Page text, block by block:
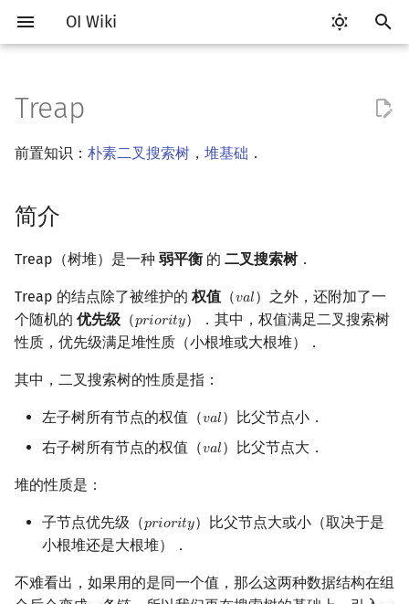
OI Wiki
开
搜
索
Getting Started
如何参与
OI Wiki 不是什么
格式手册
数学符号表
F.A.Q.
镜像站列表
致谢
比赛相关简介
题型
学习路线
学习资源
技巧
常见技巧
出题
工具软件简介
Atom
Eclipse
Notepad++
Dev-C++
Geany
Xcode
评测工具
CCR Plus
Lemon
命令行
命令行编译与调试
编译器
WSL (Windows 10)
Special Judge
Testlib
Validator
Interactor
Checker
Polygon
OJ 工具
语言基础简介
运算
流程控制语句
高级数据类型
文件操作
C++ 标准库
bitset
string
pair
C++ 进阶 重载运算符
引用
常量
Lambda 表达式
编译优化
C++ 与其他常用语言的区别
Pascal 转 C++ 急救
Python 速成
Java 速成
Java 进阶
算法基础简介
枚举
模拟
递归 & 分治
贪心
排序
插入排序
计数排序
基数排序
归并排序
桶排序
希尔排序
前缀和 & 差分
二分
倍增
构造
搜索部分简介
BFS（搜索）
双向搜索
启发式搜索
A*
迭代加深搜索
回溯法
Dancing Links
Alpha–Beta 剪枝
动态规划部分简介
记忆化搜索
背包 DP
区间 DP
DAG 上的 DP
树形 DP
状压 DP
数位 DP
插头 DP
计数 DP
四边形不等式优化
Slope Trick 优化
WQS 二分
字符串部分简介
标准库
字符串匹配
字符串哈希
字典树 (Trie)
前缀函数与 KMP 算法
Boyer–Moore 算法
Z 函数（扩展 KMP）
AC 自动机
后缀数组 (SA)
数学部分简介
数字系统
格雷码
位操作
二进制集合操作
高精度计算
快速幂
置换和排列
弧度制与坐标系
复数
数论
最大公约数
欧拉函数
筛法
裴蜀定理 & 一次不定方程
模逆元
线性同余方程
快速数论变换
快速沃尔什变换
Chirp Z 变换
多项式多点求值|快速插值
常系数齐次线性递推
多项式平移|连续点值平移
斐波那契数列
错位排列
卡特兰数
贝尔数
Entringer Number
Eulerian Number
矩阵
初等变换
行列式
线性基
特征多项式
对角化
域论
Schreier–Sims 算法
随机变量的数字特征
概率不等式
非公平组合游戏
牛顿迭代法
并查集
堆简介
配对堆
左偏树
分块思想
块状链表
树分块
Sqrt Tree
线段树基础
李超线段树
猫树
区间最值操作 & 区间历史最
值
Kinetic Tournament Tree
简介
记号约定
节点期望深度的证明
旋转 treap
节点结构
旋转
插入
删除
根据值查询排名
根据排名查询值
可持久化数据结构简介
可持久化块状数组
可持久化平衡树
可持久化字典树
可持久化可并堆
线段树套线段树
线段树套平衡树
树状数组套权值线段树
分块套树状数组
Link Cut Tree
Euler Tour Tree
Top Tree
图论部分简介
图的存储
DFS（图论）
BFS（图论）
树上问题
树的重心
最近公共祖先
树链剖分
虚树
动态树分治
AHU 算法
有向无环图
拓扑排序
最短路问题
同余最短路
生成树问题
斯坦纳树
圆方树
点/边连通度
费用流
上下界网络流
Stoer–Wagner 算法
一般图最大匹配
一般图最大权匹配
稳定匹配
计算几何部分简介
三维计算几何基础
距离
Pick 定理
三角剖分
凸包
扫描线
旋转卡壳
半平面交
平面最近点对
杂项简介
双指针
离线算法 莫队算法
分数规划
随机化
模拟退火
悬线法
有限状态自动机
计算理论基础
字节顺序
约瑟夫问题
RMQ
括号序列
线段树与离线询问
Treap
前置知识： 朴素二叉搜索树 ， 堆基础 ．
简介
Treap（树堆）是一种 弱平衡 的 二叉搜索树．
Treap 的结点除了被维护的 权值 （𝑣𝑎𝑙
val）之外，还附加了一
个随机的 优先级 （𝑝𝑟𝑖𝑜𝑟𝑖𝑡𝑦
priority）．其中，权值满足二叉搜索树
性质，优先级满足堆性质（小根堆或大根堆）．
其中，二叉搜索树的性质是指：
左子树所有节点的权值（𝑣𝑎𝑙
val）比父节点小．
右子树所有节点的权值（𝑣𝑎𝑙
val）比父节点大．
堆的性质是：
子节点优先级（𝑝𝑟𝑖𝑜𝑟𝑖𝑡𝑦
priority）比父节点大或小（取决于是
小根堆还是大根堆）．
不难看出，如果用的是同一个值，那么这两种数据结构在组